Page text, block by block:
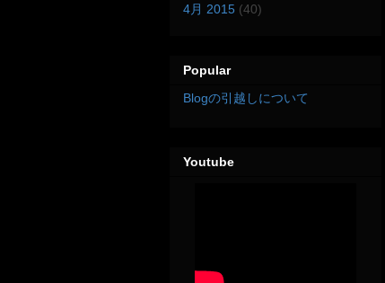
4月 2015 (40)
Popular
Blogの引越しについて
Youtube